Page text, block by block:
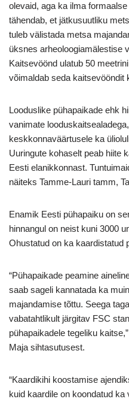
olevaid, aga ka ilma
tähendab, et jätkusuutliku
tuleb välistada metsa
üksnes arheoloogiamälestise
Kaitsevöönd ulatub 50
võimaldab seda kaitsevööndit
Looduslike pühapaikade ehk
vanimate
keskkonnaväärtusele ka
Uuringute kohaselt peab hiite
Eesti elanikkonnast.
näiteks Tamme-Lauri tamm,
Enamik Eesti pühapaiku on
hinnangul on neist kuni 3000
Ohustatud on ka kaardistatud
“Pühapaikade peamine
saab sageli kannatada ka
majandamise tõttu. Seega
vabatahtlikult järgitav FSC
pühapaikadele tegeliku
Maja sihtasutusest.
“Kaardikihi koostamise
kuid kaardile on koondatud